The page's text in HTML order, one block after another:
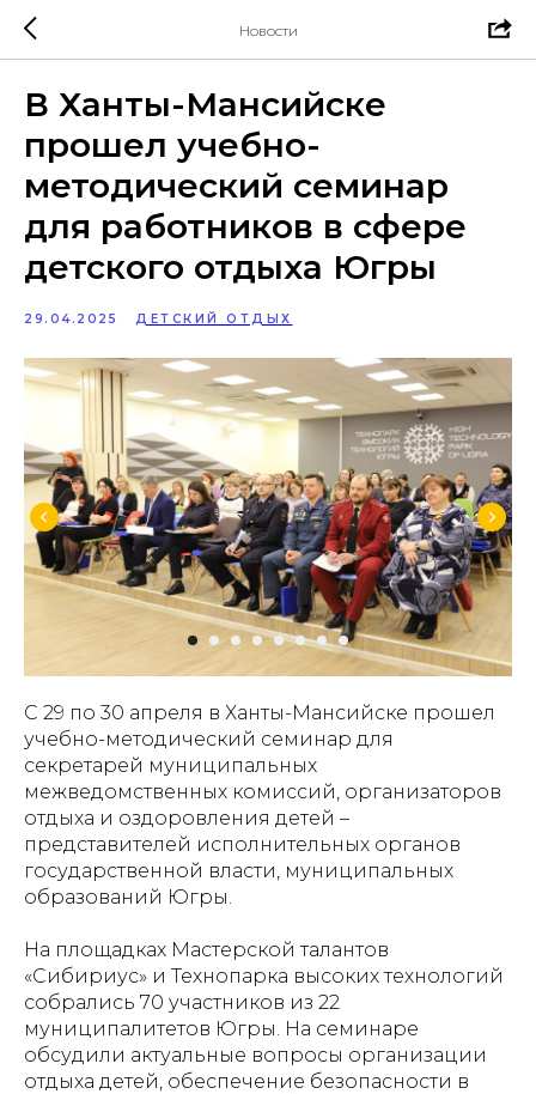
Новости
В Ханты-Мансийске
прошел учебно-
методический семинар
для работников в сфере
детского отдыха Югры
29.04.2025 ДЕТСКИЙ ОТДЫХ
С 29 по 30 апреля в Ханты-Мансийске прошел
учебно-методический семинар для
секретарей муниципальных
межведомственных комиссий, организаторов
отдыха и оздоровления детей –
представителей исполнительных органов
государственной власти, муниципальных
образований Югры.
На площадках Мастерской талантов
«Сибириус» и Технопарка высоких технологий
собрались 70 участников из 22
муниципалитетов Югры. На семинаре
обсудили актуальные вопросы организации
отдыха детей, обеспечение безопасности в